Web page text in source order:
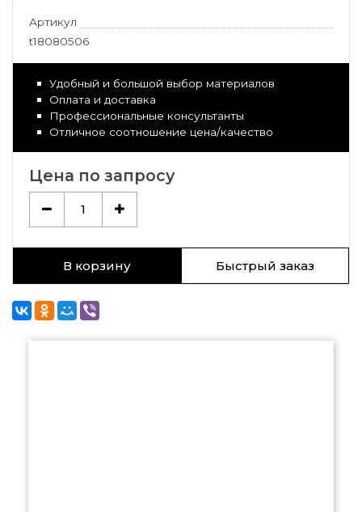
Артикул
t18080506
Удобный и большой выбор материалов
Оплата и доставка
Профессиональные консультанты
Отличное соотношение цена/качество
Цена по запросу
1
В корзину Быстрый заказ